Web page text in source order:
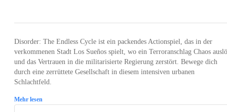
Disorder: The Endless Cycle ist ein packendes Actionspiel, das in der
verkommenen Stadt Los Sueños spielt, wo ein Terroranschlag Chaos
und das Vertrauen in die militarisierte Regierung zerstört. Bewege dich
durch eine zerrüttete Gesellschaft in diesem intensiven urbanen
Schlachtfeld.
Mehr lesen